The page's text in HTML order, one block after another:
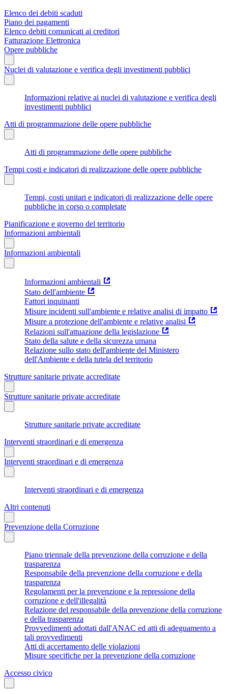
Elenco dei debiti scaduti
Piano dei pagamenti
Elenco debiti comunicati ai creditori
Fatturazione Elettronica
Opere pubbliche
Nuclei di valutazione e verifica degli investimenti pubblici
Informazioni relative ai nuclei di valutazione e verifica degli
investimenti pubblici
Atti di programmazione delle opere pubbliche
Atti di programmazione delle opere pubbliche
Tempi costi e indicatori di realizzazione delle opere pubbliche
Tempi, costi unitari e indicatori di realizzazione delle opere
pubbliche in corso o completate
Pianificazione e governo del territorio
Informazioni ambientali
Informazioni ambientali
Informazioni ambientali
Stato dell'ambiente
Fattori inquinanti
Misure incidenti sull'ambiente e relative analisi di impatto
Misure a protezione dell'ambiente e relative analisi
Relazioni sull'attuazione della legislazione
Stato della salute e della sicurezza umana
Relazione sullo stato dell'ambiente del Ministero
dell'Ambiente e della tutela del territorio
Strutture sanitarie private accreditate
Strutture sanitarie private accreditate
Strutture sanitarie private accreditate
Interventi straordinari e di emergenza
Interventi straordinari e di emergenza
Interventi straordinari e di emergenza
Altri contenuti
Prevenzione della Corruzione
Piano triennale della prevenzione della corruzione e della
trasparenza
Responsabile della prevenzione della corruzione e della
trasparenza
Regolamenti per la prevenzione e la repressione della
corruzione e dell'illegalità
Relazione del responsabile della prevenzione della corruzione
e della trasparenza
Provvedimenti adottati dall'ANAC ed atti di adeguamento a
tali provvedimenti
Atti di accertamento delle violazioni
Misure specifiche per la prevenzione della corruzione
Accesso civico